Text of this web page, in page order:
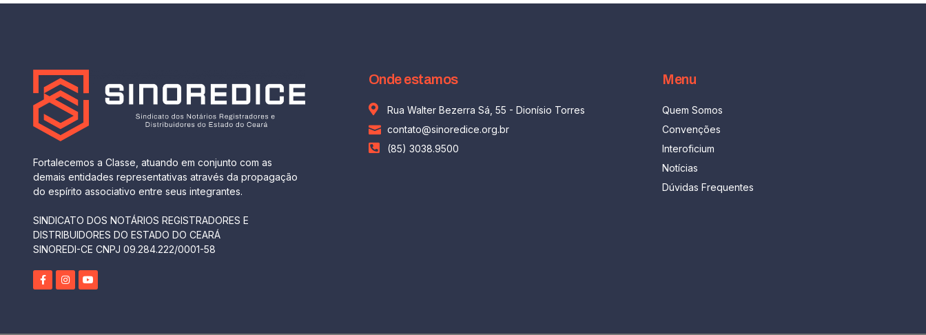
Fortalecemos a Classe, atuando em conjunto com as
demais entidades representativas através da propagação
do espírito associativo entre seus integrantes.
SINDICATO DOS NOTÁRIOS REGISTRADORES E
DISTRIBUIDORES DO ESTADO DO CEARÁ
SINOREDI-CE CNPJ 09.284.222/0001-58
Onde estamos
Rua Walter Bezerra Sá, 55 - Dionísio Torres
contato@sinoredice.org.br
(85) 3038.9500
Menu
Quem Somos
Convenções
Interoficium
Notícias
Dúvidas Frequentes